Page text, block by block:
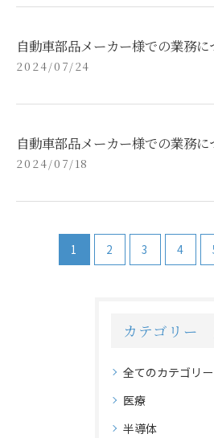
自動車部品メーカー様での業務に
2024/07/24
自動車部品メーカー様での業務に
2024/07/18
1 2 3 4
カテゴリー
全てのカテゴリー
医療
半導体